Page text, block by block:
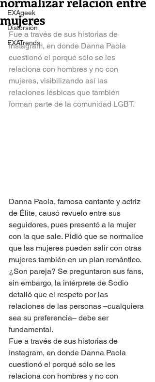
EXAgeek
Distorsión
EXATrends
mujeres
Fue a través de sus historias de
Instagram, en donde Danna Paola
cuestionó el porqué sólo se les
relaciona con hombres y no con
mujeres, visibilizando así las
relaciones lésbicas que también
forman parte de la comunidad LGBT.
Danna Paola, famosa cantante y actriz
de Élite, causó revuelo entre sus
seguidores, pues presentó a la mujer
con la que sale. Pidió que se normalice
que las mujeres pueden salir con otras
mujeres también en un plan romántico.
¿Son pareja? Se preguntaron sus fans,
sin embargo, la intérprete de Sodio
detalló que el respeto por las
relaciones de las personas –cualquiera
sea su preferencia– debe ser
fundamental.
Fue a través de sus historias de
Instagram, en donde Danna Paola
cuestionó el porqué sólo se les
relaciona con hombres y no con